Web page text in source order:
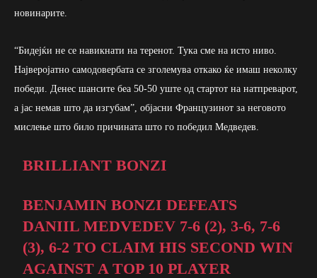
новинарите.
“Бидејќи не се навикнати на теренот. Тука сме на исто ниво.
Најверојатно самодовербата се зголемува откако ќе имаш неколку
победи. Денес шансите беа 50-50 уште од стартот на натпреварот,
а јас немав што да изгубам”, објасни Французинот за неговото
мислење што било причината што го победил Медведев.
BRILLIANT BONZI
BENJAMIN BONZI DEFEATS
DANIIL MEDVEDEV 7-6 (2), 3-6, 7-6
(3), 6-2 TO CLAIM HIS SECOND WIN
AGAINST A TOP 10 PLAYER